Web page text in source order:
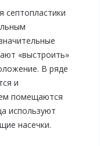
септопластики
«выстроить»
В ряде
и
помещаются
используют
насечки.